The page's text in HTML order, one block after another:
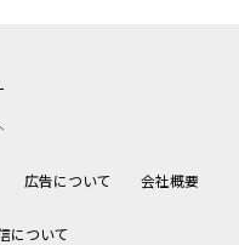
広告について 会社概要
について